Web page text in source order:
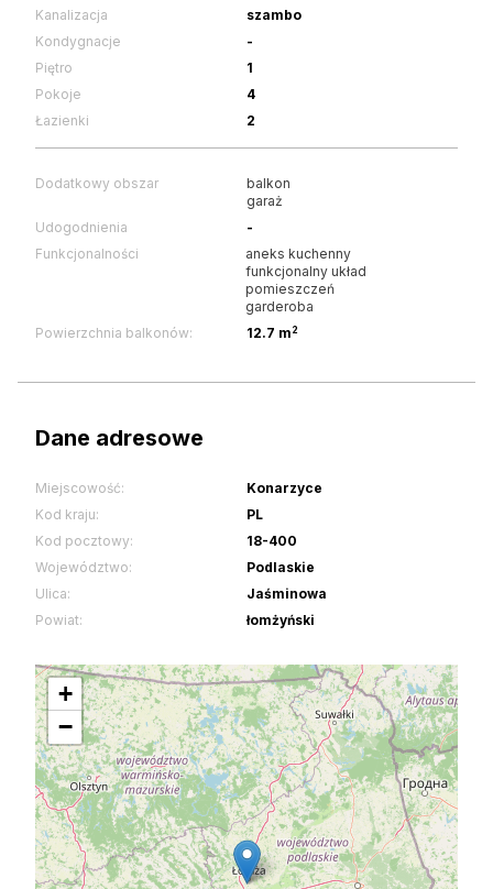
Kanalizacja
szambo
Kondygnacje
-
Piętro
1
Pokoje
4
Łazienki
2
Dodatkowy obszar
balkon
garaż
Udogodnienia
-
Funkcjonalności
aneks kuchenny
funkcjonalny układ
pomieszczeń
garderoba
Powierzchnia balkonów:
12.7 m2
Dane adresowe
Miejscowość:
Konarzyce
Kod kraju:
PL
Kod pocztowy:
18-400
Województwo:
Podlaskie
Ulica:
Jaśminowa
Powiat:
łomżyński
+
−